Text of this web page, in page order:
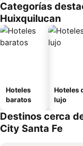
Categorías
Huixquilucan
Hoteles
baratos
Hoteles
lujo
Destinos cerca
City Santa Fe